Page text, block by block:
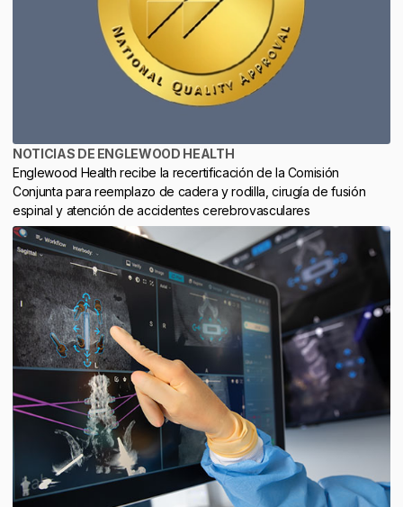
NOTICIAS DE ENGLEWOOD HEALTH
Englewood Health recibe la recertificación de la Comisión
Conjunta para reemplazo de cadera y rodilla, cirugía de fusión
espinal y atención de accidentes cerebrovasculares